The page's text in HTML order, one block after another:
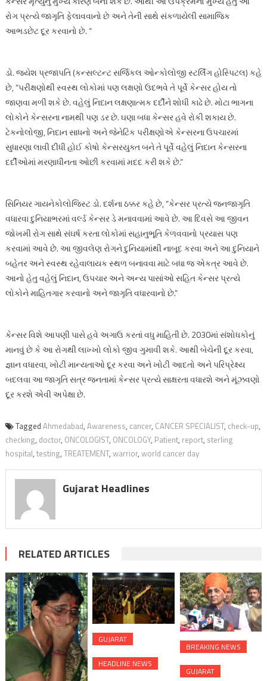
રોગ પ્રત્યે જાગૃતિ ફેલાવવાનો છે અને તેની સાથે સંકળાયેલી સામાજિક
આભડછેટ દૂર કરવાનો છે. “
ડો. જયેશ પ્રજાપતિ (કન્સલ્ટન્ટ સર્જિકલ ઓન્કોલોજી સ્ટર્લિંગ હોસ્પિટલ) કહે
છે, “પરીક્ષણોથી સ્વસ્થ લોકોમાં પણ લક્ષણો ઉદભવે તે પૂર્વે કેન્સર હોય તો
જાણવા મળી શકે છે. વહેલું નિદાન લક્ષણાત્મક દર્દીને શોધી કાઢે છે. મોટા ભાગના
લોકોને કેન્સરના નામથી પણ ડર છે. ઘણા બધા કેન્સર હવે રોકી શકાય છે.
ટેકનોલોજી, નિદાન સાધનો અને જેનેટિક પરીક્ષણોએ કેન્સરના ઉપચારમાં
સુધારણા લાવી દીધી હોઈ કોષો કેન્સરયુક્ત બને તે પૂર્વે વહેલું નિદાન કેન્સરના
દર્દીઓમાં મરણાધીનતા ઓછી કરવામાં મદદ કરી શકે છે.”
સિનિયર ગાયનેકોલોજિસ્ટ ડો. દર્શના ઠક્કર કહે છે, “કેન્સર પ્રત્યે જનજાગૃતિ
વધારવા દુનિયાભરમાં વર્લ્ડ કેન્સર ડે મનાવવામાં આવે છે. આ દિવસે આ જીવન
જોખમી રોગ સાથે સંઘર્ષ કરતા લોકોમાં સહાનુભૂતિ કેળવવાનો પ્રયાસ પણ
કરવામાં આવે છે. આ જીવલેણ રોગને દુનિયામાંથી નાબૂદ કરવા અને આ દુનિયાને
બહેતર અને સ્વસ્થ રહેવાલાયક સ્થળ બનાવવા માટે બધા જ એકત્ર આવે છે.
આનો હેતુ વહેલું નિદાન, ઉપચાર અને અન્ય પાસાંઓ સહિત કેન્સર પ્રત્યે
લોકોને માહિતગાર કરવાનો અને જાગૃતિ વધારવાનો છે.”
કેન્સર વિશે આપણી પાસે હવે અગાઉ કરતાં વધુ માહિતી છે. 2030માં સંશોધકોનું
માનવું છે કે આ રોગથી લાખ્ખો લોકો જીવ ગુમાવી શકે. આથી બેચેની દૂર કરવા,
જ્ઞાન વધારવા, ખોટી માન્યતાઓ દૂર કરવા અને ખોટી આદતો અને પરિપ્રેક્ષ્ય
બદલવા આ જાગૃતિ સત્ર જનતામાં કેન્સર પ્રત્યે સાક્ષરતા વધારશે અને મૂંઝવણો
દૂર કરશે એવી અપેક્ષા છે.
Tagged Ahmedabad, Awareness, cancer, CANCER SPECIALIST, check-up,
checking, doctor, ONCOLOGIST, ONCOLOGY, Patient, report, sterling
hospital, testing, TREATEMENT, warrior, world cancer day
Gujarat Headlines
RELATED ARTICLES
GUJARAT
HEADLINE NEWS
BREAKING NEWS
GUJARAT